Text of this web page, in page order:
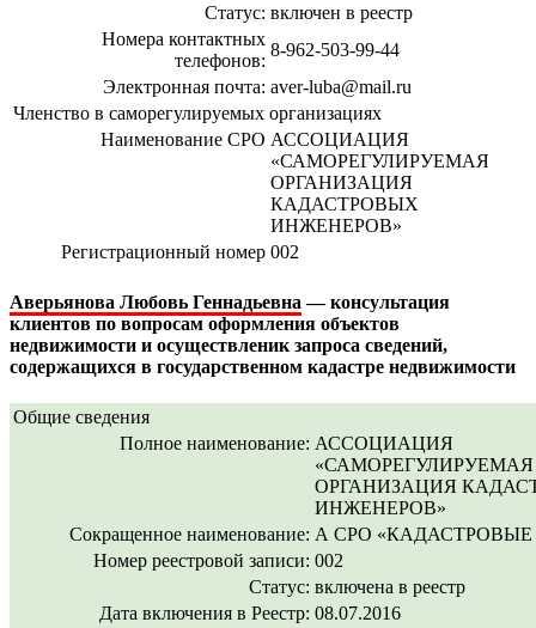
Статус: включен в реестр
Номера контактных
телефонов:
8-962-503-99-44
Электронная почта: aver-luba@mail.ru
Членство в саморегулируемых организациях
Наименование СРО АССОЦИАЦИЯ
«САМОРЕГУЛИРУЕМАЯ
ОРГАНИЗАЦИЯ
КАДАСТРОВЫХ
ИНЖЕНЕРОВ»
Регистрационный номер 002
Аверьянова Любовь Геннадьевна — консультация
клиентов по вопросам оформления объектов
недвижимости и осуществленик запроса сведений,
содержащихся в государственном кадастре недвижимости
Общие сведения
Полное наименование: АССОЦИАЦИЯ
«САМОРЕГУЛИРУЕМАЯ
ОРГАНИЗАЦИЯ
ИНЖЕНЕРОВ»
Сокращенное наименование: А СРО
Номер реестровой записи: 002
Статус: включена в реестр
Дата включения в Реестр: 08.07.2016